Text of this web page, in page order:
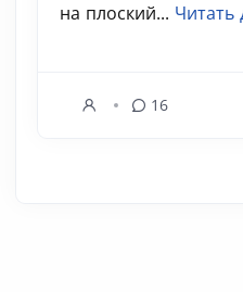
на плоский... Читать
16